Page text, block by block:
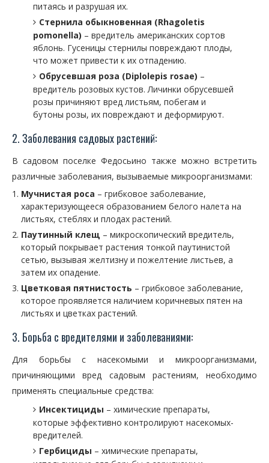
питаясь и разрушая их.
Стернила обыкновенная (Rhagoletis
pomonella) – вредитель американских сортов
яблонь. Гусеницы стернилы повреждают плоды,
что может привести к их отпадению.
Обрусевшая роза (Diplolepis rosae) –
вредитель розовых кустов. Личинки обрусевшей
розы причиняют вред листьям, побегам и
бутоны розы, их повреждают и деформируют.
2. Заболевания садовых растений:
В садовом поселке Федосьино также можно встретить
различные заболевания, вызываемые микроорганизмами:
Мучнистая роса – грибковое заболевание,
характеризующееся образованием белого налета на
листьях, стеблях и плодах растений.
Паутинный клещ – микроскопический вредитель,
который покрывает растения тонкой паутинистой
сетью, вызывая желтизну и пожелтение листьев, а
затем их опадение.
Цветковая пятнистость – грибковое заболевание,
которое проявляется наличием коричневых пятен на
листьях и цветках растений.
3. Борьба с вредителями и заболеваниями:
Для борьбы с насекомыми и микроорганизмами,
причиняющими вред садовым растениям, необходимо
применять специальные средства:
Инсектициды – химические препараты,
которые эффективно контролируют насекомых-
вредителей.
Гербициды – химические препараты,